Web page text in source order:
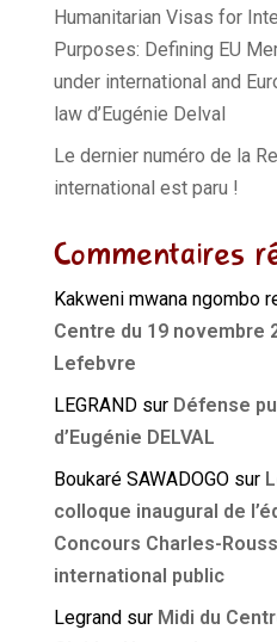
Humanitarian Visas for
Purposes: Defining EU
under international and
law d’Eugénie Delval
Le dernier numéro de la
international est paru !
Commentaires
Kakweni mwana ngombo
Centre du 19 novembre
Lefebvre
LEGRANDsur Défense
d’Eugénie DELVAL
Boukaré SAWADOGOsur
colloque inaugural de
Concours Charles-
international public
Legrandsur Midi du